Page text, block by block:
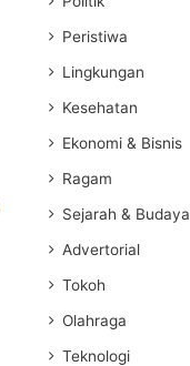
Peristiwa
Lingkungan
Kesehatan
Ekonomi & Bisnis
Ragam
Sejarah & Budaya
Advertorial
Tokoh
Olahraga
Teknologi